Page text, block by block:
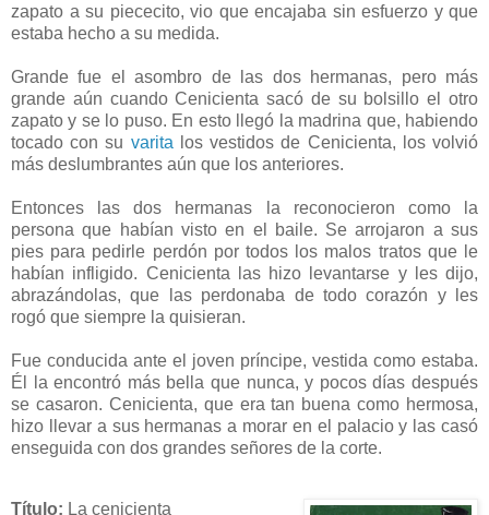
zapato a su piececito, vio que encajaba sin esfuerzo y que
estaba hecho a su medida.
Grande fue el asombro de las dos hermanas, pero más
grande aún cuando Cenicienta sacó de su bolsillo el otro
zapato y se lo puso. En esto llegó la madrina que, habiendo
tocado con su varita los vestidos de Cenicienta, los volvió
más deslumbrantes aún que los anteriores.
Entonces las dos hermanas la reconocieron como la
persona que habían visto en el baile. Se arrojaron a sus
pies para pedirle perdón por todos los malos tratos que le
habían infligido. Cenicienta las hizo levantarse y les dijo,
abrazándolas, que las perdonaba de todo corazón y les
rogó que siempre la quisieran.
Fue conducida ante el joven príncipe, vestida como estaba.
Él la encontró más bella que nunca, y pocos días después
se casaron. Cenicienta, que era tan buena como hermosa,
hizo llevar a sus hermanas a morar en el palacio y las casó
enseguida con dos grandes señores de la corte.
Título: La cenicienta